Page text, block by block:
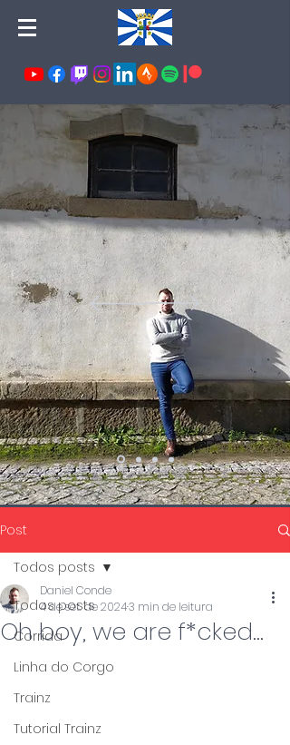
Post
Todos posts
Corrida
Linha do Corgo
Trainz
Tutorial Trainz
Todos posts
Oh boy, we are f*cked...
Daniel Conde
4 de set. de 20243 min de leitura